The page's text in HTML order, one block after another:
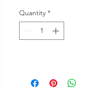
Quantity *